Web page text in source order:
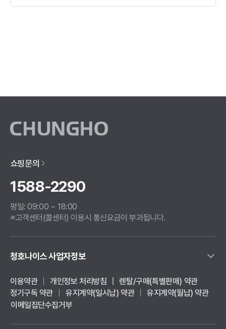
쇼핑문의
1588-2290
평일:09:00 ~ 18:00
※고객센터(콜센터) 이용시 통신요금이 부과됩니다.
청호나이스 사업자정보
이용약관 개인정보 처리방침
렌탈/구매(특별판매) 약관
정기구독 약관
유지계약(일시납) 약관
유지계약(월납) 약관
이메일집단수집거부